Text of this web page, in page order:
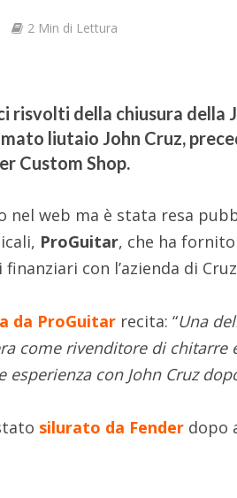
2 Min di Lettura
risvolti della chiusura della
liutaio John Cruz,
Custom Shop.
nel web ma è stata resa
ProGuitar, che ha
con l’azienda di
da ProGuitar recita: “Una
come rivenditore di chitarre
esperienza con John Cruz
silurato da Fender dopo